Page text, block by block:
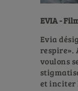
EVIA -
Evia
respire».
voulons
et inciter